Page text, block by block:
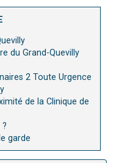
du Grand-Quevilly
2 Toute Urgence
de la Clinique de
garde